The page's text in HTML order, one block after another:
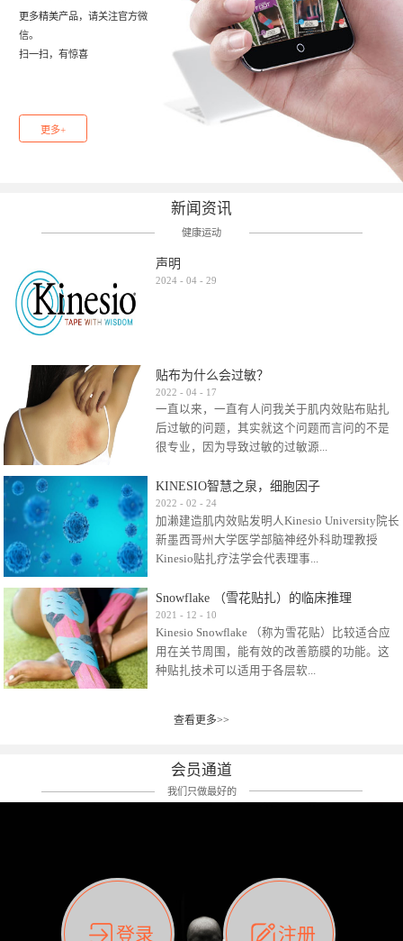
更多精美产品，请关注官方微
信。
扫一扫，有惊喜
更多+
新闻资讯
健康运动
声明
2024 - 04 - 29
贴布为什么会过敏？
2022 - 04 - 17
一直以来，一直有人问我关于肌内效贴布贴扎
后过敏的问题，其实就这个问题而言问的不是
很专业，因为导致过敏的过敏源...
很多，比如试穿件衣服有时都会过敏，特定条
件下吃东西有时也会过敏，难道不吃不穿了？
其他品牌的在此我们不予评价，就KINESIO肌内
效贴布来说，40多年的研究开发制造肌内效贴
比如我本人，几乎天天接触KINESIO肌内效，无
论从皮肤适应性还是本人皮肤本身就不属于不
易过敏的那种，基本不会有过敏瘙痒的情况。
但是，当身体不适、休息不好、持续紧张等特
殊因素的影响下，有时还是会出现瘙痒过敏的
前后后居家近30天左右，感觉日子都日夜颠倒
痛影响走路。当天疼痛部贴了EDF和胃十字，膝
关节贴了半月板贴布。第2天第12肋部的EDF和
消失，贴布也没有出现进一步瘙痒过敏。而膝
关节的半月板贴布张力用的100%，但自始至终
它都很坚强的贴着，没有出现过任何瘙痒的迹
KINESIO智慧之泉，细胞因子
2022 - 02 - 24
加濑建造肌内效贴发明人Kinesio University院长
新墨西哥州大学医学部脑神经外科助理教授
Kinesio贴扎疗法学会代表理事...
Kinesio Taping Association International
（KTAI）名誉会长 身体具有免疫、疼痛、细胞
破坏、发热、修复、增殖、再生等自然愈合能
力。 多作为细胞因子存在于皮肤表皮、真皮、
扎疗法）的效果是通过创造一个环境，使每种
以激发身体的自然愈合能力。 通常，药物会削
弱细胞因子的作用，单方面还会引起副作用的
症状。 与此相比，Kinesio肌内效贴创造了细
的控制仍有许多未知。 细胞因子是一种酵素，
各种各样的酵素起着适当的作用，为细胞创造
了适合居住的环境。 在现代医学上，这种细胞
因子是一种酶的观点往往被否定，但在体内有
Snowflake （雪花贴扎）的临床推理
2021 - 12 - 10
Kinesio Snowflake （称为雪花贴）比较适合应
用在关节周围，能有效的改善筋膜的功能。这
种贴扎技术可以适用于各层软...
组织:肌肉，肌腱，韧带（主要围绕有问题的关
状，而是指贴布本身很重量，以及贴布刺激的
类型。贴布的应用充分利用了体内由间质液组
成的自然流体力学的流体层。这种轻微的刺激
间，还可以在单片贴布上提供支持和深度刺
激。通过对间质液的适当控制，可以连接皮下
筋膜，对关节进行非常轻柔的刺激，增加患部
的治疗区域。 snowflake“雪花”贴布不会妨碍皮
查看更多>>
会员通道
我们只做最好的
登录 注册